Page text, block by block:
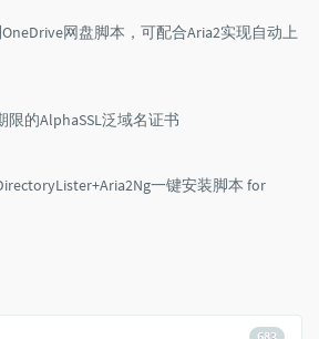
网盘脚本，可配合Aria2实现自动上
限的AlphaSSL泛域名证书
一键安装脚本 for